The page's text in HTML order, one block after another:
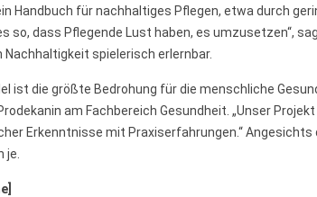
Handbuch für nachhaltiges Pflegen, etwa durch
so, dass Pflegende Lust haben, es umzusetzen“,
Nachhaltigkeit spielerisch erlernbar.
ist die größte Bedrohung für die menschliche
am Fachbereich Gesundheit. „Unser
Erkenntnisse mit Praxiserfahrungen.“ Angesichts
je.